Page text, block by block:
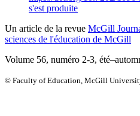
s'est produite
Un article de la revue McGill
sciences de l'éducation de McGill
Volume 56, numéro 2-3,
© Faculty of Education, McGill